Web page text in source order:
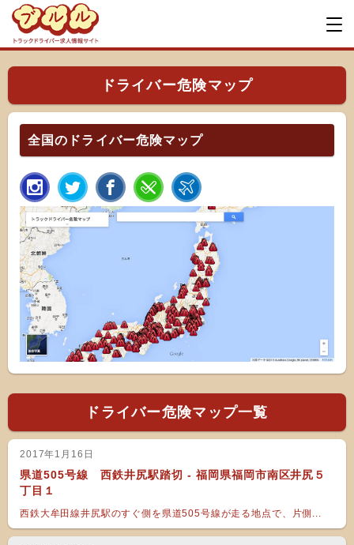
ドライバー危険マップ
全国のドライバー危険マップ
ドライバー危険マップ一覧
2017年1月16日
県道505号線 西鉄井尻駅踏切 - 福岡県福岡市南区井尻５
丁目１
西鉄大牟田線井尻駅のすぐ側を県道505号線が走る地点で、片側...